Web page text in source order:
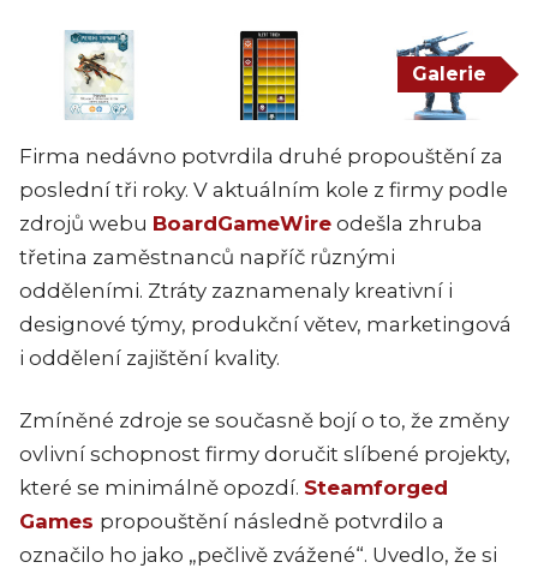
Galerie
Firma nedávno potvrdila druhé propouštění za
poslední tři roky. V aktuálním kole z firmy podle
zdrojů webu BoardGameWire odešla zhruba
třetina zaměstnanců napříč různými
odděleními. Ztráty zaznamenaly kreativní i
designové týmy, produkční větev, marketingová
i oddělení zajištění kvality.
Zmíněné zdroje se současně bojí o to, že změny
ovlivní schopnost firmy doručit slíbené projekty,
které se minimálně opozdí. Steamforged
Games propouštění následně potvrdilo a
označilo ho jako „pečlivě zvážené“. Uvedlo, že si